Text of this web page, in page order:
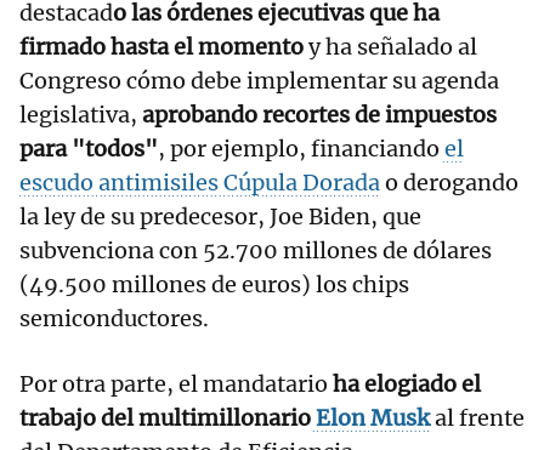
destacado las órdenes ejecutivas que ha
firmado hasta el momentoy ha señalado al
Congreso cómo debe implementar su agenda
legislativa, aprobando recortes de impuestos
para "todos", por ejemplo, financiando el
escudo antimisiles Cúpula Doradao derogando
la ley de su predecesor, Joe Biden, que
subvenciona con 52.700 millones de dólares
(49.500 millones de euros) los chips
semiconductores.
Por otra parte, el mandatario ha elogiado el
trabajo del multimillonarioElon Muskal frente